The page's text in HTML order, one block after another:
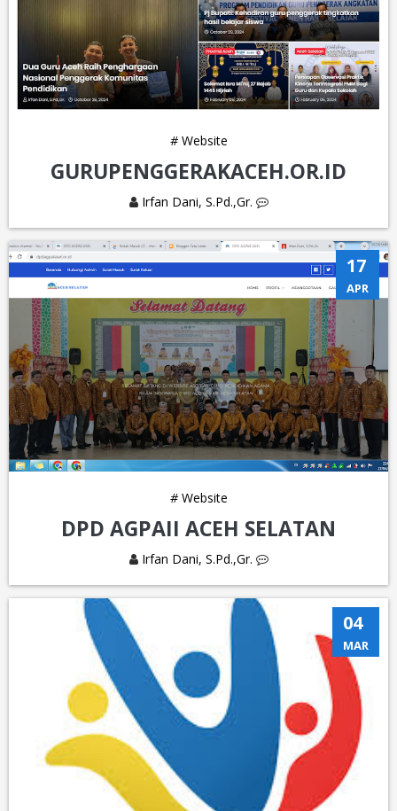
#Website
GURUPENGGERAKACEH.OR.ID
Irfan Dani, S.Pd.,Gr.
17
APR
#Website
DPD AGPAII ACEH SELATAN
Irfan Dani, S.Pd.,Gr.
04
MAR